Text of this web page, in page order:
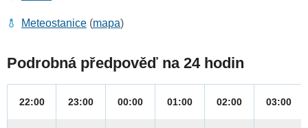
Meteostanice (mapa)
Podrobná předpověď na 24 hodin
22:00 23:00 00:00 01:00 02:00 03:00